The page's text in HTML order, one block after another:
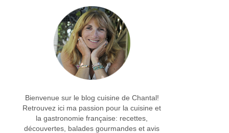
Bienvenue sur le blog cuisine de Chantal!
Retrouvez ici ma passion pour la cuisine et
la gastronomie française: recettes,
découvertes, balades gourmandes et avis